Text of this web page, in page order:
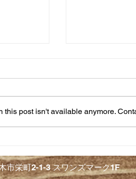
this post isn't available anymore.
栄町2-1-3 スワンズマーク1F